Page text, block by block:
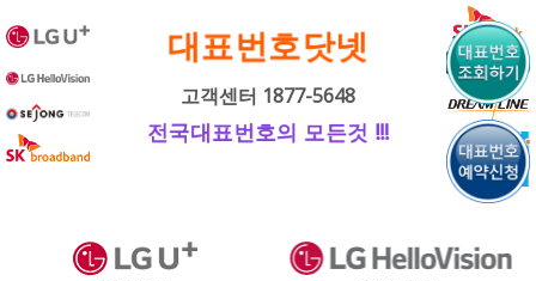
용
으
로
로
대표번호닷넷
고객센터 1877-5648
전국대표번호의 모든것 !!!